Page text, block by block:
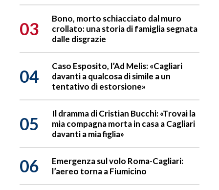
03
Bono, morto schiacciato dal muro
crollato: una storia di famiglia segnata
dalle disgrazie
04
Caso Esposito, l’Ad Melis: «Cagliari
davanti a qualcosa di simile a un
tentativo di estorsione»
05
Il dramma di Cristian Bucchi: «Trovai la
mia compagna morta in casa a Cagliari
davanti a mia figlia»
06
Emergenza sul volo Roma-Cagliari:
l’aereo torna a Fiumicino